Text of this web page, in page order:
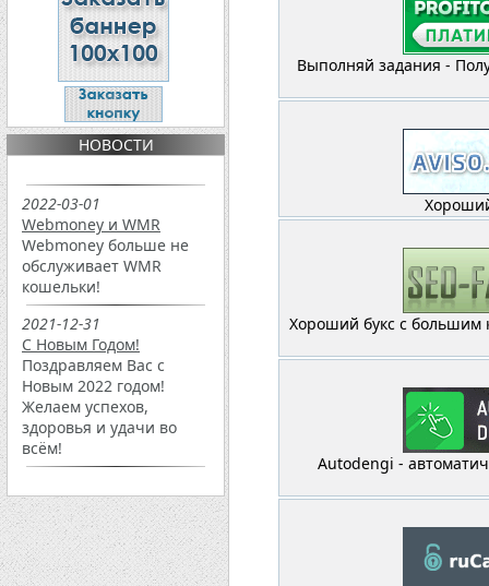
НОВОСТИ
2022-03-01
Webmoney и WMR
Webmoney больше не
обслуживает WMR
кошельки!
2021-12-31
С Новым Годом!
Поздравляем Вас с
Новым 2022 годом!
Желаем успехов,
здоровья и удачи во
всём!
Выполняй задания -
Хороший букс с большим
Autodengi -